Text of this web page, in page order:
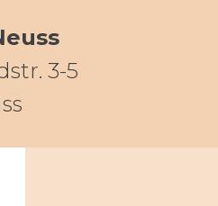
3-5